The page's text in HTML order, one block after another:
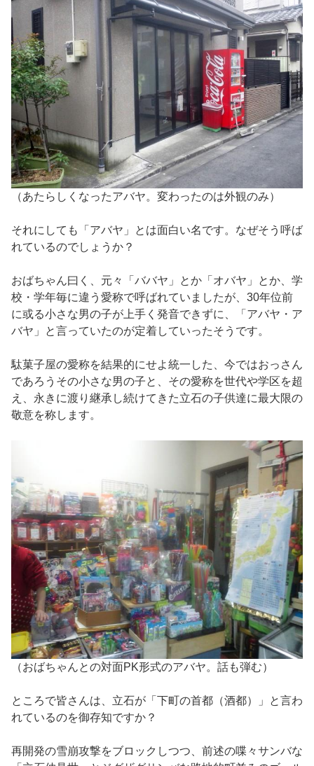
（あたらしくなったアバヤ。変わったのは外観のみ）
それにしても「アバヤ」とは面白い名です。なぜそう呼ば
れているのでしょうか？
おばちゃん曰く、元々「ババヤ」とか「オバヤ」とか、学
校・学年毎に違う愛称で呼ばれていましたが、30年位前
に或る小さな男の子が上手く発音できずに、「アバヤ・ア
バヤ」と言っていたのが定着していったそうです。
駄菓子屋の愛称を結果的にせよ統一した、今ではおっさん
であろうその小さな男の子と、その愛称を世代や学区を超
え、永きに渡り継承し続けてきた立石の子供達に最大限の
敬意を称します。
（おばちゃんとの対面PK形式のアバヤ。話も弾む）
ところで皆さんは、立石が「下町の首都（酒都）」と言わ
れているのを御存知ですか？
再開発の雪崩攻撃をブロックしつつ、前述の喋々サンバな